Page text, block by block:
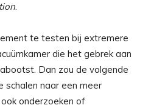
.
te testen bij extremere
die het gebrek aan
Dan zou de volgende
schalen naar een meer
onderzoeken of